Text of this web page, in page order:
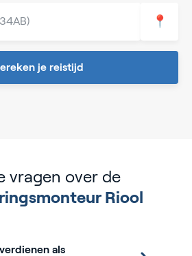
📍
je reistijd
vragen over de
Riool
als